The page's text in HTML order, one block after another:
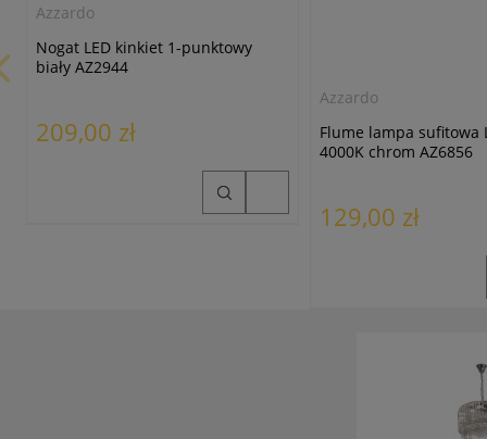
Azzardo
Nogat LED kinkiet 1-punktowy
biały AZ2944
209,00 zł
Azzardo
Flume lampa sufitowa
4000K chrom AZ6856
129,00 zł